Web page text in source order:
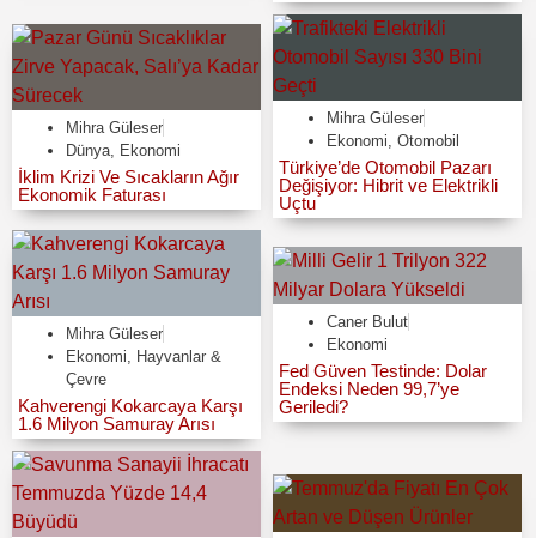
Mihra Güleser
Dünya
Ekonomi
İklim Krizi Ve Sıcakların Ağır
Ekonomik Faturası
Mihra Güleser
Ekonomi, Otomobil
Türkiye’de Otomobil Pazarı
Değişiyor: Hibrit ve Elektrikli
Uçtu
Mihra Güleser
Ekonomi, Hayvanlar &
Çevre
Kahverengi Kokarcaya Karşı
1.6 Milyon Samuray Arısı
Caner Bulut
Ekonomi
Fed Güven Testinde: Dolar
Endeksi Neden 99,7’ye
Geriledi?